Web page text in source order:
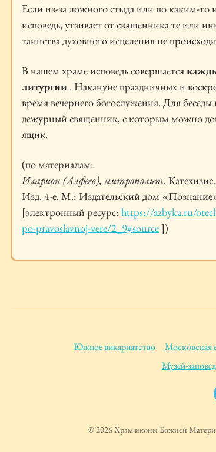
Если из-за ложного стыда или по каким-
исповедь, утаивает от священника те или
таинства духовного исцеления не
В нашем храме исповедь совершается
литургии . Накануне праздничных и
время вечернего богослужения. Для беседы
дежурный священник, с которым можно
ящик.
(по материалам:
Иларион (Алфеев), митрополит.
Изд. 4-е. М.: Издательский дом
[электронный ресурс: https://azbyka.ru/
po-pravoslavnoj-vere/2_9#source])
Южное викариатство Московская
Музей-
© 2026 Храм иконы Божией